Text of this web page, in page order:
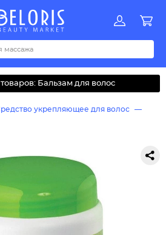
Акции
PQRSTUVWYZАБВДЗИМОКЛНПРСТУФ
Бальзам для волос
укрепляющее для волос